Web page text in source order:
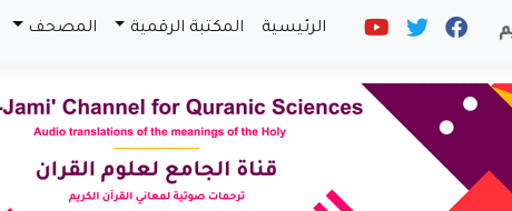
الرئيسية المكتبة الرقمية المصحف